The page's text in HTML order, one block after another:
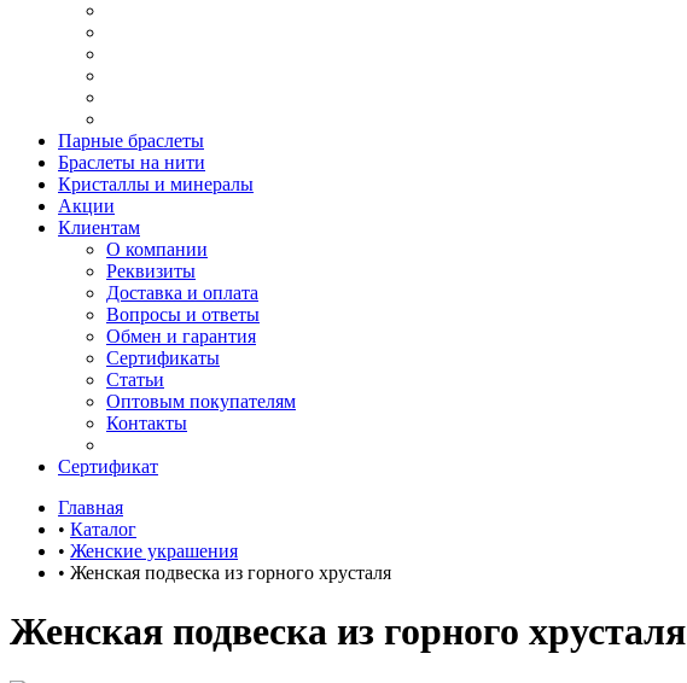
Парные браслеты
Браслеты на нити
Кристаллы и минералы
Акции
Клиентам
О компании
Реквизиты
Доставка и оплата
Вопросы и ответы
Обмен и гарантия
Сертификаты
Статьи
Оптовым покупателям
Контакты
Сертификат
Главная
• Каталог
• Женские украшения
• Женская подвеска из горного хрусталя
Женская подвеска из горного хрусталя